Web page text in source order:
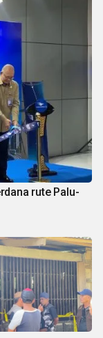
rute Palu-